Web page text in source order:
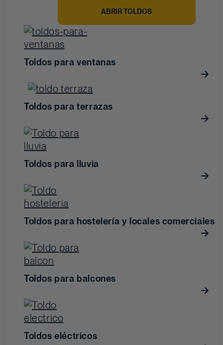
ABRIR TOLDOS
Toldos para ventanas
Toldos para terrazas
Toldos para lluvia
Toldos para hostelería y locales comerciales
Toldos para balcones
Toldos eléctricos